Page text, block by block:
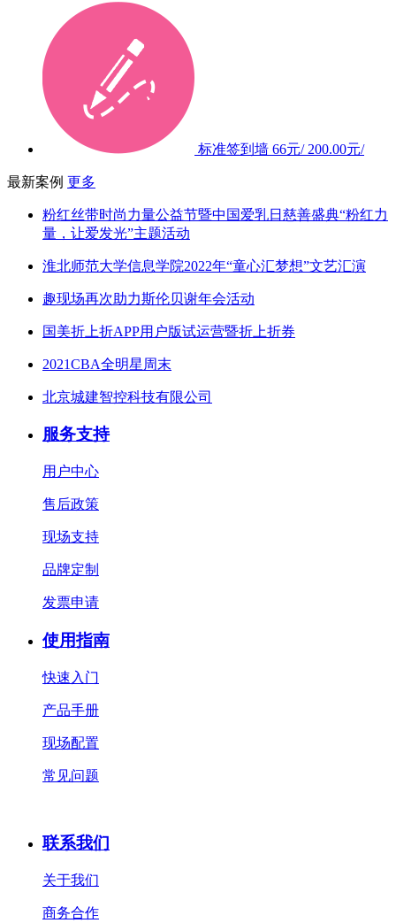
标准签到墙 66元/ 200.00元/
最新案例 更多
粉红丝带时尚力量公益节暨中国爱乳日慈善盛典“粉红力
量，让爱发光”主题活动
淮北师范大学信息学院2022年“童心汇梦想”文艺汇演
趣现场再次助力斯伦贝谢年会活动
国美折上折APP用户版试运营暨折上折券
2021CBA全明星周末
北京城建智控科技有限公司
服务支持
用户中心
售后政策
现场支持
品牌定制
发票申请
使用指南
快速入门
产品手册
现场配置
常见问题
联系我们
关于我们
商务合作